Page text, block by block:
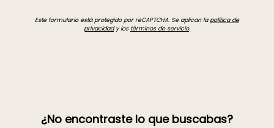
Este formulario está protegido por reCAPTCHA. Se aplican lapolítica de
privacidady los términos de servicio.
¿No encontraste lo que buscabas?